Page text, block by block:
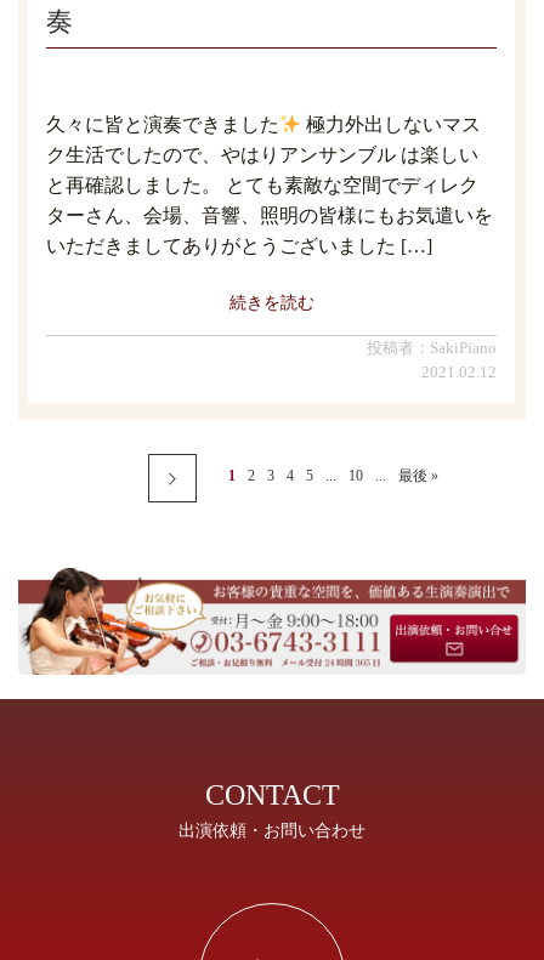
奏
久々に皆と演奏できました
極力外出しないマス
ク生活でしたので、やはりアンサンブル は楽しい
と再確認しました。 とても素敵な空間でディレク
ターさん、会場、音響、照明の皆様にもお気遣いを
いただきましてありがとうございました […]
続きを読む
投稿者：SakiPiano
2021.02.12
1 2 3 4 5 ... 10 ... 最後 »
CONTACT
出演依頼・お問い合わせ